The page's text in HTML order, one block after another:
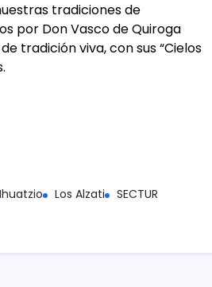
tradiciones de
por Don Vasco de Quiroga
tradición viva, con sus “Cielos
Ihuatzio Los Alzati
SECTUR